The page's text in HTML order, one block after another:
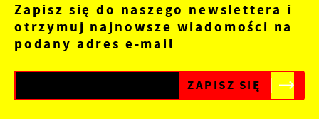
Zapisz się do naszego newslettera i
otrzymuj najnowsze wiadomości na
podany adres e-mail